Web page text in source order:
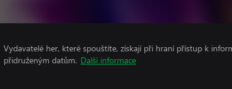
Vydavatelé her, které spouštíte, získají při hraní přístup k
přidruženým datům. Další informace